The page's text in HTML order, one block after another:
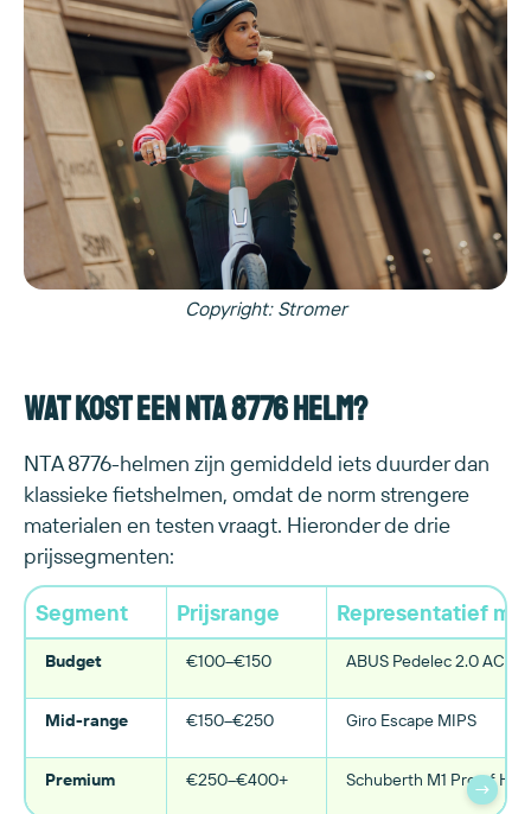
Copyright: Stromer
Wat kost een NTA 8776 helm?
NTA 8776-helmen zijn gemiddeld iets duurder dan
klassieke fietshelmen, omdat de norm strengere
materialen en testen vraagt. Hieronder de drie
prijssegmenten:
Segment Prijsrange Representatief
Budget €100–€150 ABUS Pedelec 2.0 ACE
Mid-range €150–€250 Giro Escape MIPS
Premium €250–€400+ Schuberth M1 Pro of
→